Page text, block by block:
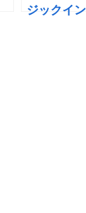
ジックイ